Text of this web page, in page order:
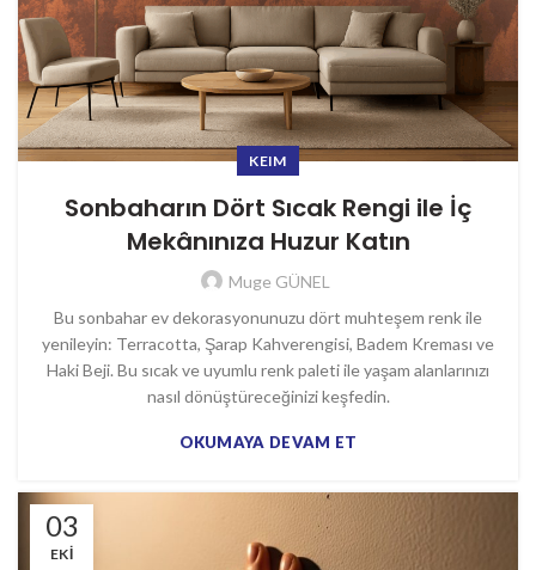
KEIM
Sonbaharın Dört Sıcak Rengi ile İç
Mekânınıza Huzur Katın
Muge GÜNEL
Bu sonbahar ev dekorasyonunuzu dört muhteşem renk ile
yenileyin: Terracotta, Şarap Kahverengisi, Badem Kreması ve
Haki Beji. Bu sıcak ve uyumlu renk paleti ile yaşam alanlarınızı
nasıl dönüştüreceğinizi keşfedin.
OKUMAYA DEVAM ET
03
EKI